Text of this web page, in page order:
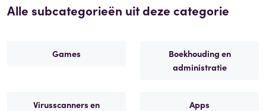
Alle subcategorieën uit deze categorie
Games
Boekhouding en
administratie
Virusscanners en
Apps